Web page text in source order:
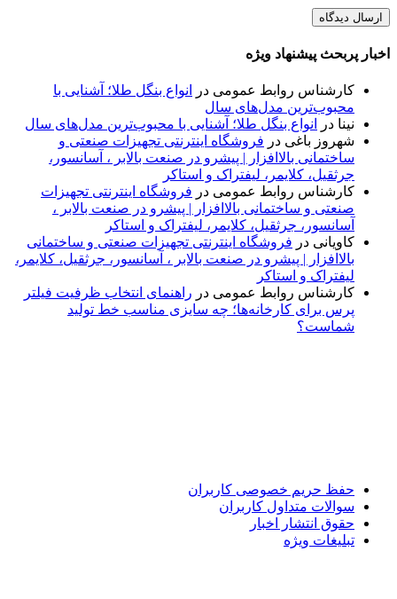
اخبار پربحث پیشنهاد ویژه
کارشناس روابط عمومی در
انواع بنگل طلا؛ آشنایی با
محبوب‌ترین مدل‌های سال
نینا در
انواع بنگل طلا؛ آشنایی با محبوب‌ترین مدل‌های سال
شهروز باغی در فروشگاه اینترنتی تجهیزات صنعتی و
ساختمانی بالاافزار | پیشرو در صنعت بالابر ، آسانسور،
جرثقیل، کلایمر، لیفتراک و استاکر
کارشناس روابط عمومی در فروشگاه اینترنتی تجهیزات
صنعتی و ساختمانی بالاافزار | پیشرو در صنعت بالابر ،
آسانسور، جرثقیل، کلایمر، لیفتراک و استاکر
کاویانی در فروشگاه اینترنتی تجهیزات صنعتی و ساختمانی
بالاافزار | پیشرو در صنعت بالابر ، آسانسور، جرثقیل، کلایمر،
لیفتراک و استاکر
کارشناس روابط عمومی در راهنمای انتخاب ظرفیت فیلتر
پرس برای کارخانه‌ها؛ چه سایزی مناسب خط تولید
شماست؟
حفظ حریم خصوصی کاربران
سوالات متداول کاربران
حقوق انتشار اخبار
تبلیغات ویژه